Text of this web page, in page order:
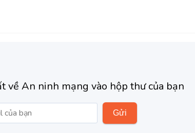
về An ninh mạng vào hộp thư của bạn